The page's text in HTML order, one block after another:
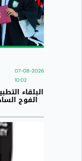
07-08-2026
10:02
البلقاء
الفوج